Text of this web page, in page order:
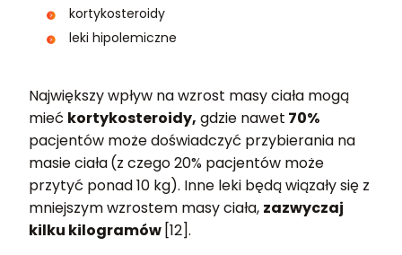
kortykosteroidy
leki hipolemiczne
Największy wpływ na wzrost masy ciała mogą
mieć kortykosteroidy, gdzie nawet 70%
pacjentów może doświadczyć przybierania na
masie ciała(z czego 20% pacjentów może
przytyć ponad 10 kg). Inne leki będą wiązały się z
mniejszym wzrostem masy ciała, zazwyczaj
kilku kilogramów [12].